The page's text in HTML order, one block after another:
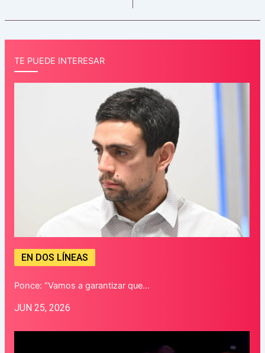
TE PUEDE INTERESAR
EN DOS LÍNEAS
Ponce: “Vamos a garantizar que…
JUN 25, 2026